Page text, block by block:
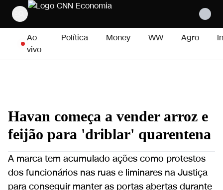
Pular para o conteúdo
Ao
vivo
Política Money WW Agro
Havan começa a vender arroz e
feijão para 'driblar' quarentena
A marca tem acumulado ações como protestos
dos funcionários nas ruas e liminares na Justiça
para conseguir manter as portas abertas durante